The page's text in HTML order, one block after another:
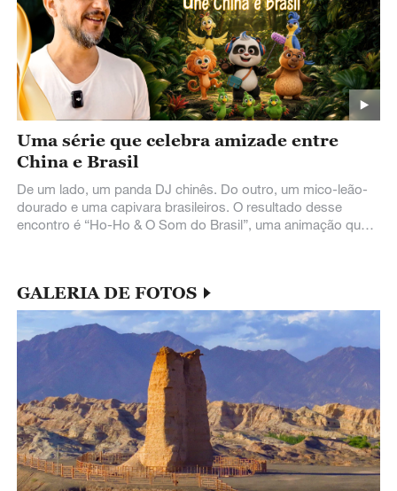
Uma série que celebra amizade entre
China e Brasil
De um lado, um panda DJ chinês. Do outro, um mico-leão-
dourado e uma capivara brasileiros. O resultado desse
encontro é “Ho-Ho & O Som do Brasil”, uma animação que
GALERIA DE FOTOS